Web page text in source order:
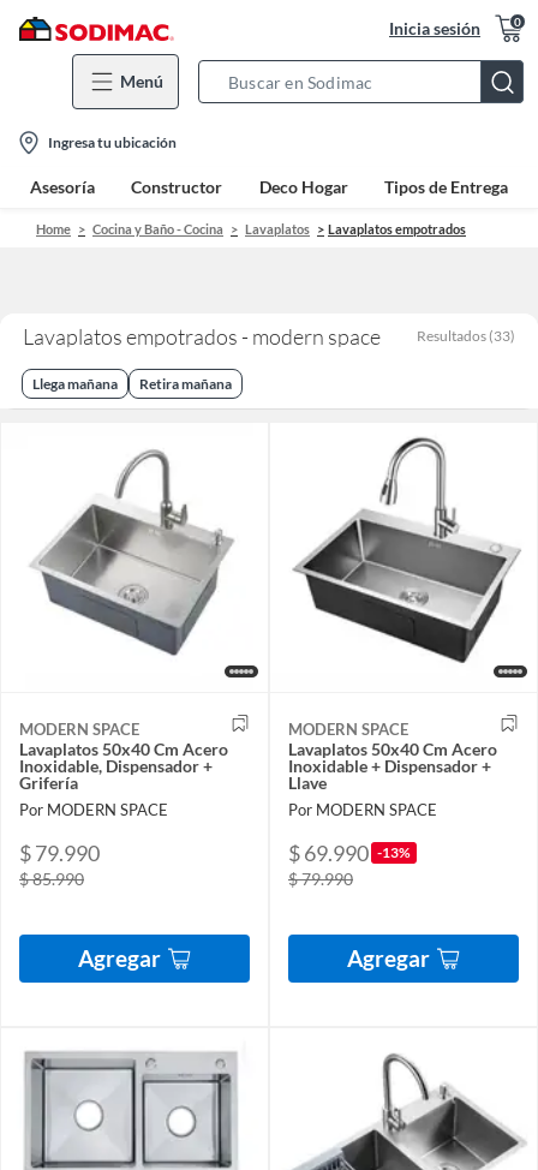
Inicia sesión 0
Menú
Bar
location-
icon
Ingresa tu ubicación
Asesoría Constructor Deco Hogar Tipos de Entrega
Home Cocina y Baño - Cocina Lavaplatos Lavaplatos empotrados
Lavaplatos empotrados - modern space Resultados (33)
Llega mañana Retira mañana
MODERN SPACE
Lavaplatos 50x40 Cm Acero
Inoxidable, Dispensador +
Grifería
Por MODERN SPACE
$ 79.990
$ 85.990
Agregar
MODERN SPACE
Lavaplatos 50x40 Cm Acero
Inoxidable + Dispensador +
Llave
Por MODERN SPACE
$ 69.990 -13%
$ 79.990
Agregar